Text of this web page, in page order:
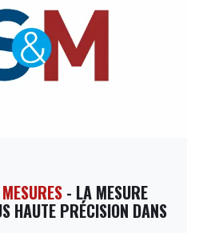
- LA MESURE
HAUTE PRÉCISION DANS